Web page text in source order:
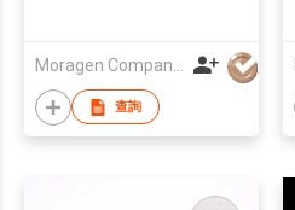
Moragen Company Limited
查詢